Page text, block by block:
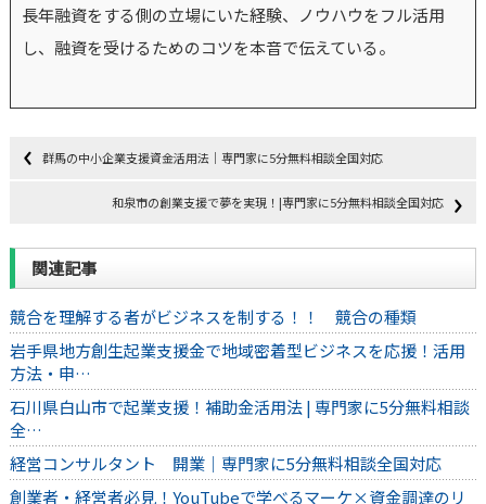
長年融資をする側の立場にいた経験、ノウハウをフル活用
し、融資を受けるためのコツを本音で伝えている。
群馬の中小企業支援資金活用法｜専門家に5分無料相談全国対応
和泉市の創業支援で夢を実現！|専門家に5分無料相談全国対応
関連記事
競合を理解する者がビジネスを制する！！ 競合の種類
岩手県地方創生起業支援金で地域密着型ビジネスを応援！活用
方法・申…
石川県白山市で起業支援！補助金活用法 | 専門家に5分無料相談
全…
経営コンサルタント 開業｜専門家に5分無料相談全国対応
創業者・経営者必見！YouTubeで学べるマーケ×資金調達のリ